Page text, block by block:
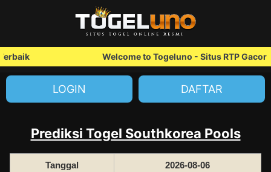
Welcome to Togeluno - Situs RTP Gacor
LOGIN DAFTAR
Prediksi Togel Southkorea Pools
Tanggal 2026-08-06